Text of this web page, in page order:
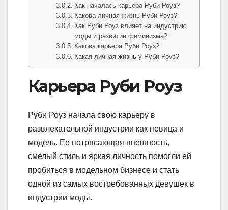
Как началась карьера Руби Роуз?
Какова личная жизнь Руби Роуз?
Как Руби Роуз влияет на индустрию
моды и развитие феминизма?
Какова карьера Руби Роуз?
Какая личная жизнь у Руби Роуз?
Карьера Руби Роуз
Руби Роуз начала свою карьеру в
развлекательной индустрии как певица и
модель. Ее потрясающая внешность,
смелый стиль и яркая личность помогли ей
пробиться в модельном бизнесе и стать
одной из самых востребованных девушек в
индустрии моды.